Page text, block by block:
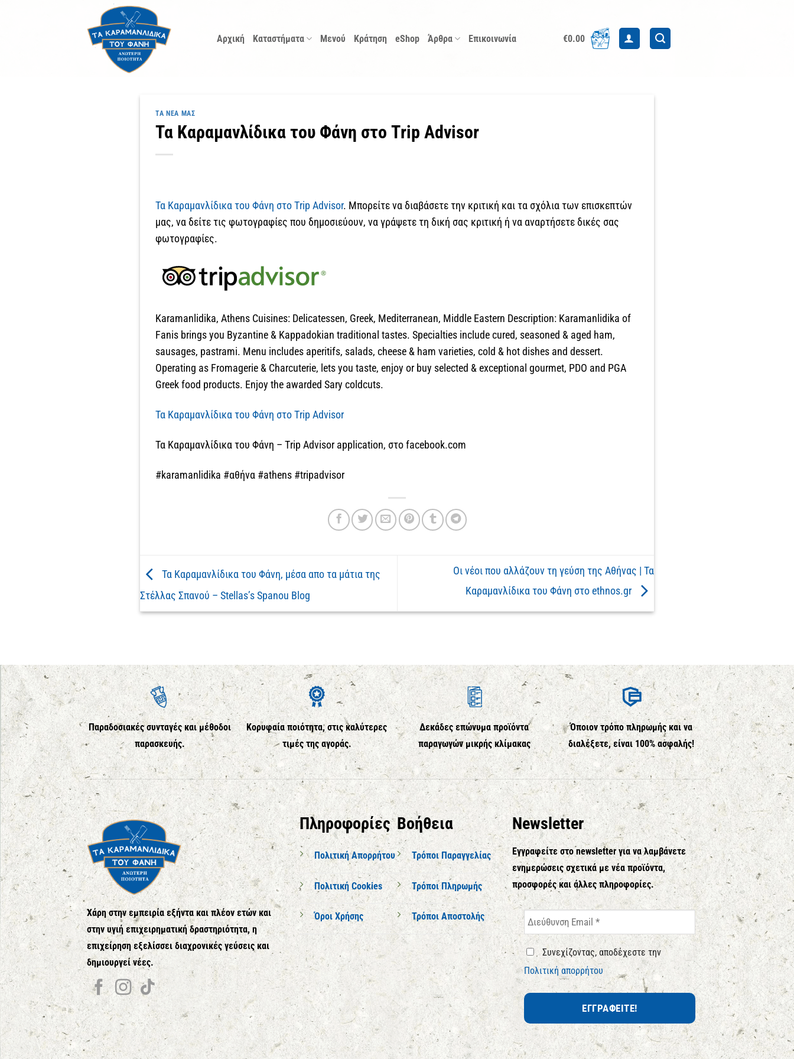
Αρχική Καταστήματα Μενού Κράτηση eShop Άρθρα Επικοινωνία €0.00
ΤΑ ΝΈΑ ΜΑΣ
Τα Καραμανλίδικα του Φάνη στο Τrip Αdvisor
Τα Καραμανλίδικα του Φάνη στο Τrip Αdvisor. Μπορείτε να διαβάσετε την κριτική και τα σχόλια των επισκεπτών
μας, να δείτε τις φωτογραφίες που δημοσιεύουν, να γράψετε τη δική σας κριτική ή να αναρτήσετε δικές σας
φωτογραφίες.
Karamanlidika, Athens Cuisines: Delicatessen, Greek, Mediterranean, Middle Eastern Description: Karamanlidika of
Fanis brings you Byzantine & Kappadokian traditional tastes. Specialties include cured, seasoned & aged ham,
sausages, pastrami. Menu includes aperitifs, salads, cheese & ham varieties, cold & hot dishes and dessert.
Operating as Fromagerie & Charcuterie, lets you taste, enjoy or buy selected & exceptional gourmet, PDO and PGA
Greek food products. Enjoy the awarded Sary coldcuts.
Τα Καραμανλίδικα του Φάνη στο Τrip Αdvisor
Τα Καραμανλίδικα του Φάνη – Τrip Αdvisor application, στο facebook.com
#karamanlidika #αθήνα #athens #tripadvisor
Τα Καραμανλίδικα του Φάνη, μέσα απο τα μάτια της
Στέλλας Σπανού – Stellas’s Spanou Blog
Οι νέοι που αλλάζουν τη γεύση της Αθήνας | Τα
Καραμανλίδικα του Φάνη στο ethnos.gr
Παραδοσιακές συνταγές και μέθοδοι
παρασκευής.
Κορυφαία ποιότητα, στις καλύτερες
τιμές της αγοράς.
Δεκάδες επώνυμα προϊόντα
παραγωγών μικρής κλίμακας
Όποιον τρόπο πληρωμής και να
διαλέξετε, είναι 100% ασφαλής!
Χάρη στην εμπειρία εξήντα και πλέον ετών και
στην υγιή επιχειρηματική δραστηριότητα, η
επιχείρηση εξελίσσει διαχρονικές γεύσεις και
δημιουργεί νέες.
Πληροφορίες
Πολιτική Απορρήτου
Πολιτική Cookies
Όροι Χρήσης
Βοήθεια
Τρόποι Παραγγελίας
Τρόποι Πληρωμής
Τρόποι Αποστολής
Newsletter
Εγγραφείτε στο newsletter για να λαμβάνετε
ενημερώσεις σχετικά με νέα προϊόντα,
προσφορές και άλλες πληροφορίες.
Συνεχίζοντας, αποδέχεστε την
Πολιτική απορρήτου